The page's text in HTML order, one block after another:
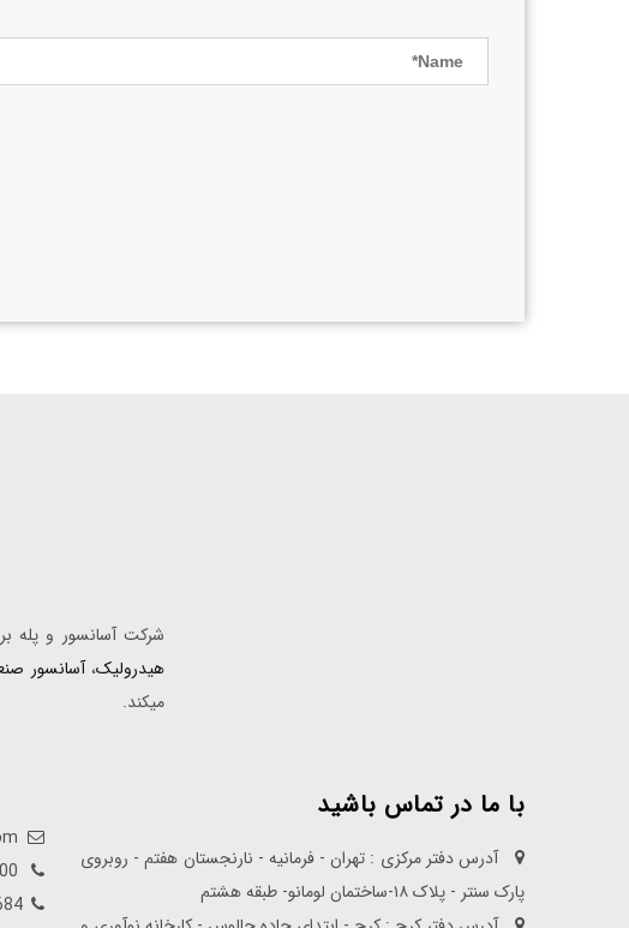
شرکت آسانسور و پله
هیدرولیک،آسانسور
میکند.
با ما در تماس باشید
آدرس دفتر مرکزی : تهران - فرمانیه - نارنجستان هفتم - روبروی
پارک سنتر - پلاک ۱۸-ساختمان لومانو- طبقه هشتم